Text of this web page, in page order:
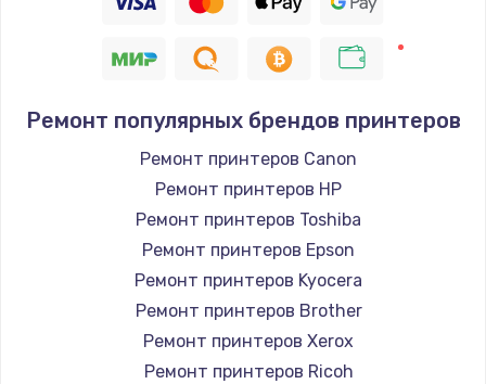
Ремонт популярных брендов принтеров
Ремонт принтеров Canon
Ремонт принтеров HP
Ремонт принтеров Toshiba
Ремонт принтеров Epson
Ремонт принтеров Kyocera
Ремонт принтеров Brother
Ремонт принтеров Xerox
Ремонт принтеров Ricoh